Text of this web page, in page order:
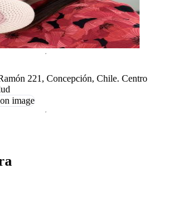
221, Concepción, Chile. Centro